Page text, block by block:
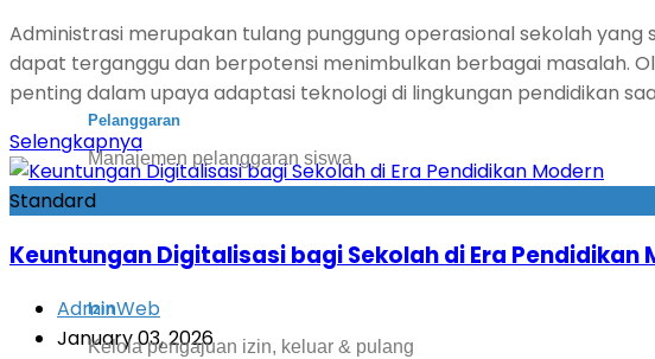
Pelanggaran
Manajemen pelanggaran siswa
Izin
Kelola pengajuan izin, keluar & pulang
Administrasi merupakan tulang punggung operasional sekolah
dapat terganggu dan berpotensi menimbulkan berbagai masalah.
penting dalam upaya adaptasi teknologi di lingkungan pendidikan
Selengkapnya
Standard
Keuntungan Digitalisasi bagi Sekolah di Era Pendidikan
AdminWeb
January 03, 2026